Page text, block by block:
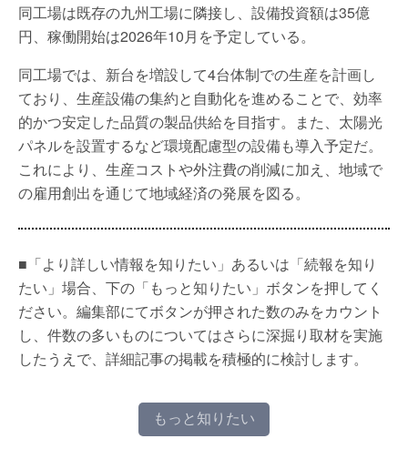
同工場は既存の九州工場に隣接し、設備投資額は35億
円、稼働開始は2026年10月を予定している。
同工場では、新台を増設して4台体制での生産を計画し
ており、生産設備の集約と自動化を進めることで、効率
的かつ安定した品質の製品供給を目指す。また、太陽光
パネルを設置するなど環境配慮型の設備も導入予定だ。
これにより、生産コストや外注費の削減に加え、地域で
の雇用創出を通じて地域経済の発展を図る。
■「より詳しい情報を知りたい」あるいは「続報を知り
たい」場合、下の「もっと知りたい」ボタンを押してく
ださい。編集部にてボタンが押された数のみをカウント
し、件数の多いものについてはさらに深掘り取材を実施
したうえで、詳細記事の掲載を積極的に検討します。
もっと知りたい